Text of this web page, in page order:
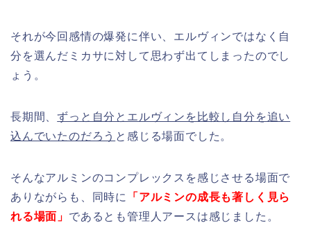
それが今回感情の爆発に伴い、エルヴィンではなく自
分を選んだミカサに対して思わず出てしまったのでし
ょう。
長期間、ずっと自分とエルヴィンを比較し自分を追い
込んでいたのだろう と感じる場面でした。
そんなアルミンのコンプレックスを感じさせる場面で
ありながらも、同時に
「アルミンの成長も著しく見ら
れる場面」 であるとも管理人アースは感じました。